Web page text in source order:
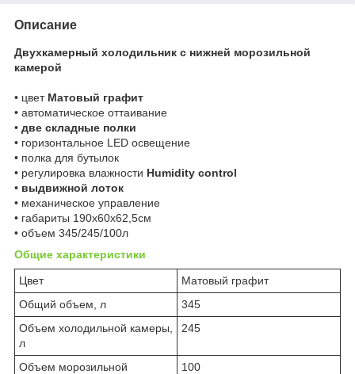
Описание
Двухкамерный холодильник с нижней морозильной
камерой
• цвет Матовый графит
• автоматическое оттаивание
• две складные полки
• горизонтальное LED освещение
• полка для бутылок
• регулировка влажности Humidity control
• выдвижной лоток
• механическое управление
• габариты 190х60х62,5см
• объем 345/245/100л
Общие характеристики
Цвет
Матовый графит
Общий объем, л
345
Объем холодильной камеры,
л
245
Объем морозильной
100